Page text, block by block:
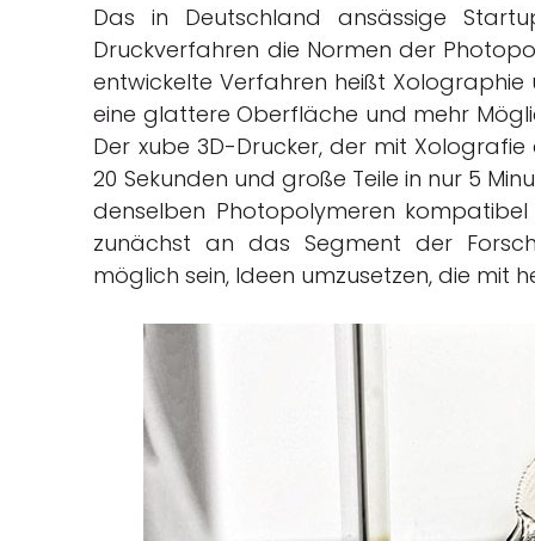
Das in Deutschland ansässige
Druckverfahren die Normen der
entwickelte Verfahren heißt Xolographie
eine glattere Oberfläche und mehr
Der xube 3D-Drucker, der mit Xolografie
20 Sekunden und große Teile in nur 5
denselben Photopolymeren
zunächst an das Segment der
möglich sein, Ideen umzusetzen, die mit